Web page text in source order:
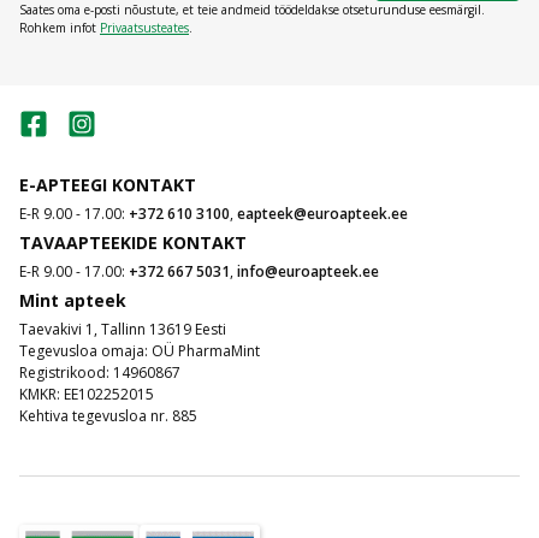
Saates oma e-posti nõustute, et teie andmeid töödeldakse otseturunduse eesmärgil.
Rohkem infot Privaatsusteates.
E-APTEEGI KONTAKT
E-R 9.00 - 17.00: +372 610 3100,eapteek@euroapteek.ee
TAVAAPTEEKIDE KONTAKT
E-R 9.00 - 17.00: +372 667 5031,info@euroapteek.ee
Mint apteek
Taevakivi 1, Tallinn 13619 Eesti
Tegevusloa omaja: OÜ PharmaMint
Registrikood: 14960867
KMKR: EE102252015
Kehtiva tegevusloa nr. 885